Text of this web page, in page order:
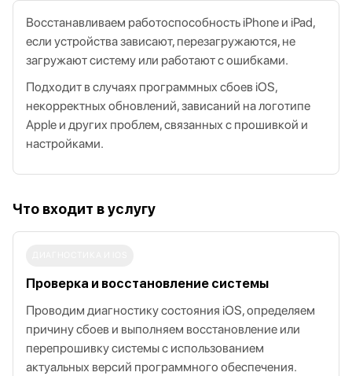
Восстанавливаем работоспособность iPhone и iPad,
если устройства зависают, перезагружаются, не
загружают систему или работают с ошибками.
Подходит в случаях программных сбоев iOS,
некорректных обновлений, зависаний на логотипе
Apple и других проблем, связанных с прошивкой и
настройками.
Что входит в услугу
Проверка и восстановление системы
Проводим диагностику состояния iOS, определяем
причину сбоев и выполняем восстановление или
перепрошивку системы с использованием
актуальных версий программного обеспечения.